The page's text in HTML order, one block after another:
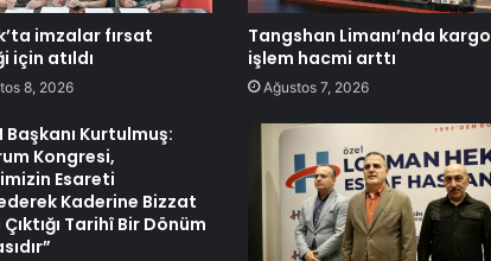
imzalar fırsat
için atıldı
8, 2026
Tangshan Limanı’nda kargo
işlem hacmi arttı
Ağustos 7, 2026
Başkanı Kurtulmuş:
Kongresi,
Esareti
Kaderine Bizzat
Tarihî Bir Dönüm